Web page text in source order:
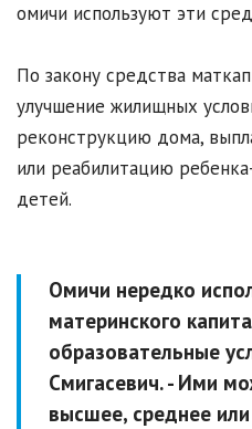
омичи используют эти
По закону средства
улучшение жилищных
реконструкцию дома,
или реабилитацию
детей.
Омичи нередко
материнского
образовательные
Смигасевич. - Ими
высшее, среднее